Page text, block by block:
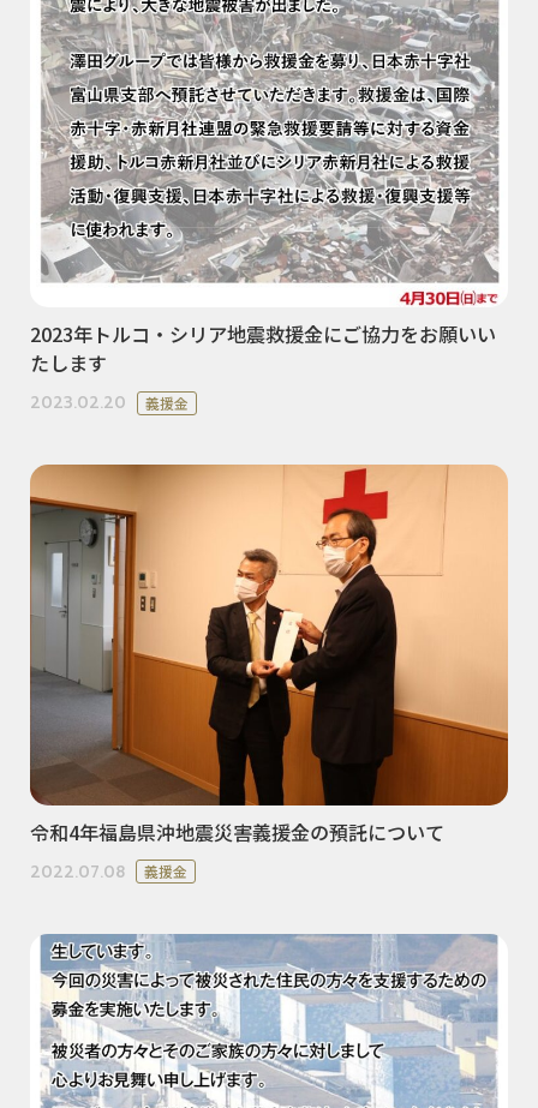
2023年トルコ・シリア地震救援金にご協力をお願いい
たします
2023.02.20 義援金
令和4年福島県沖地震災害義援金の預託について
2022.07.08 義援金